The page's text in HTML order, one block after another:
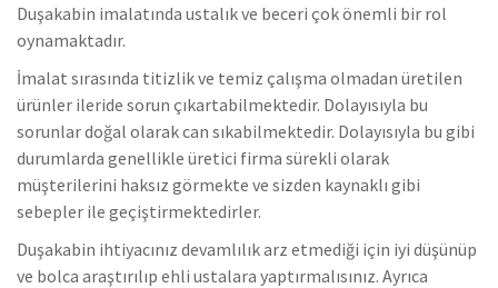
Duşakabin imalatında ustalık ve beceri çok önemli bir rol
oynamaktadır.
İmalat sırasında titizlik ve temiz çalışma olmadan üretilen
ürünler ileride sorun çıkartabilmektedir. Dolayısıyla bu
sorunlar doğal olarak can sıkabilmektedir. Dolayısıyla bu gibi
durumlarda genellikle üretici firma sürekli olarak
müşterilerini haksız görmekte ve sizden kaynaklı gibi
sebepler ile geçiştirmektedirler.
Duşakabin ihtiyacınız devamlılık arz etmediği için iyi düşünüp
ve bolca araştırılıp ehli ustalara yaptırmalısınız. Ayrıca